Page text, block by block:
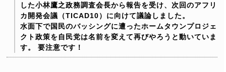
した小林鷹之政務調査会長から報告を受け、次回のアフリ
カ開発会議（TICAD10）に向けて議論しました。
水面下で国民のバッシングに遭ったホームタウンプロジェ
クト政策を自民党は名前を変えて再びやろうと動いていま
す。
要注意です！